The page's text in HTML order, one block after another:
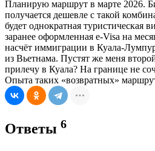
Планирую маршрут в марте 2026.
получается дешевле с такой
будет однократная туристическая
заранее оформленная e-Visa на
насчёт иммиграции в Куала-
из Вьетнама. Пустят же меня
прилечу в Куала? На границе не
Опыта таких «возвратных»
Ответы 6